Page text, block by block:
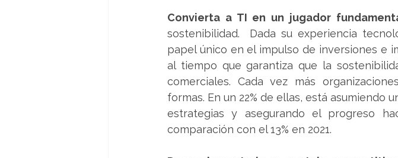
Convierta a TI en un jugador
sostenibilidad.  Dada su experiencia
papel único en el impulso de inversiones e
al tiempo que garantiza que la
comerciales. Cada vez más
formas. En un 22% de ellas, está
estrategias y asegurando el progreso
comparación con el 13% en 2021.